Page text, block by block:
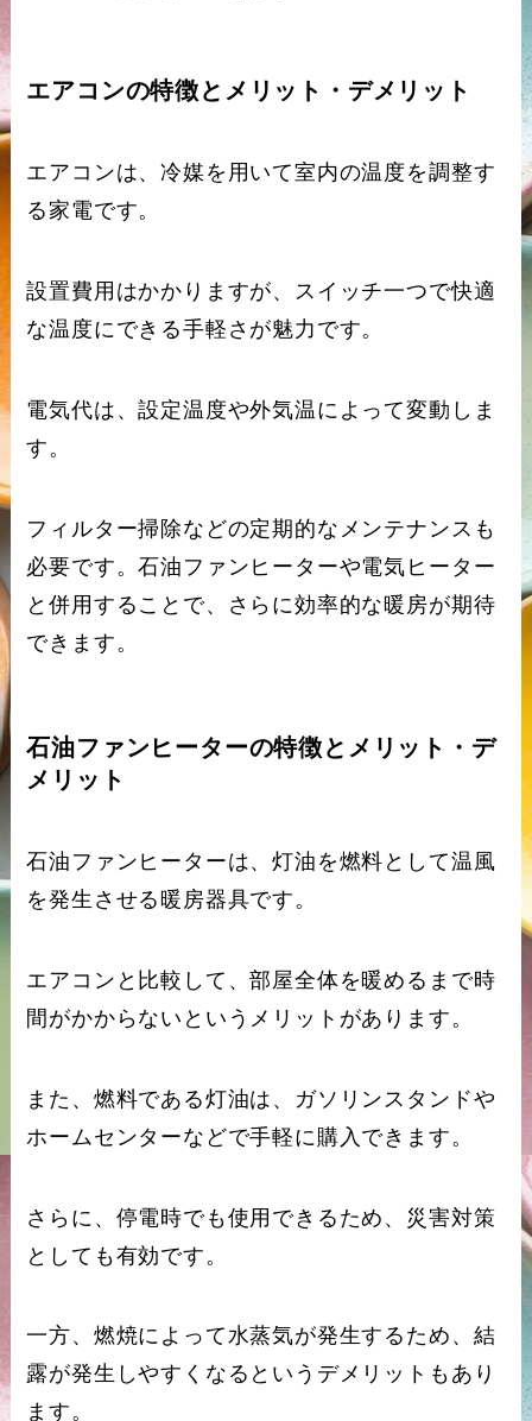
エアコンの特徴とメリット・デメリット
エアコンは、冷媒を用いて室内の温度を調整す
る家電です。
設置費用はかかりますが、スイッチ一つで快適
な温度にできる手軽さが魅力です。
電気代は、設定温度や外気温によって変動しま
す。
フィルター掃除などの定期的なメンテナンスも
必要です。石油ファンヒーターや電気ヒーター
と併用することで、さらに効率的な暖房が期待
できます。
石油ファンヒーターの特徴とメリット・デ
メリット
石油ファンヒーターは、灯油を燃料として温風
を発生させる暖房器具です。
エアコンと比較して、部屋全体を暖めるまで時
間がかからないというメリットがあります。
また、燃料である灯油は、ガソリンスタンドや
ホームセンターなどで手軽に購入できます。
さらに、停電時でも使用できるため、災害対策
としても有効です。
一方、燃焼によって水蒸気が発生するため、結
露が発生しやすくなるというデメリットもあり
ます。